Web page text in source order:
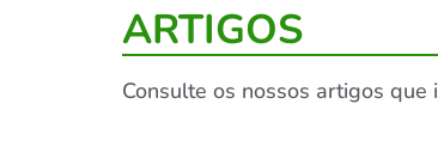
ARTIGOS
Consulte os nossos artigos